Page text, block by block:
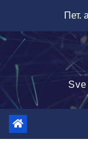
content
Пет.